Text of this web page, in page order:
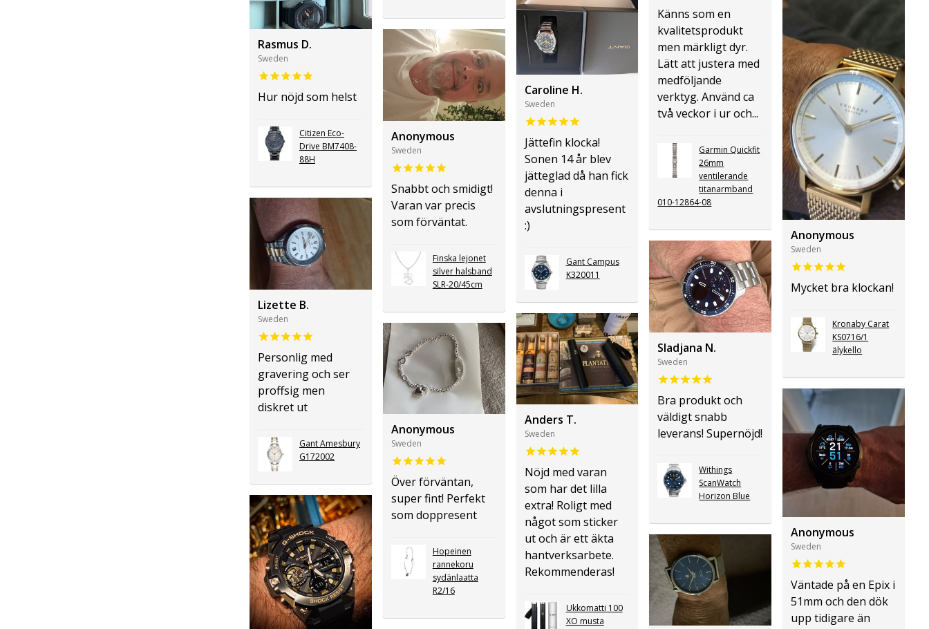
Rasmus D.
Sweden
Hur nöjd som helst
Citizen Eco-
Drive BM7408-
88H
Lizette B.
Sweden
Personlig med
gravering och ser
proffsig men
diskret ut
Gant Amesbury
G172002
Anonymous
Sweden
Snabbt och smidigt!
Varan var precis
som förväntat.
Finska lejonet
silver halsband
SLR-20/45cm
Anonymous
Sweden
Över förväntan,
super fint! Perfekt
som doppresent
Hopeinen
rannekoru
sydänlaatta
R2/16
Caroline H.
Sweden
Jättefin klocka!
Sonen 14 år blev
jätteglad då han fick
denna i
avslutningspresent
:)
Gant Campus
K320011
Anders T.
Sweden
Nöjd med varan
som har det lilla
extra! Roligt med
något som sticker
ut och är ett äkta
hantverksarbete.
Rekommenderas!
Ukkomatti 100
XO musta
Känns som en
kvalitetsprodukt
men märkligt dyr.
Lätt att justera med
medföljande
verktyg. Använd ca
två veckor i ur och...
Garmin Quickfit
26mm
ventilerande
titanarmband
010-12864-08
Sladjana N.
Sweden
Bra produkt och
väldigt snabb
leverans! Supernöjd!
Withings
ScanWatch
Horizon Blue
Anonymous
Sweden
Mycket bra klockan!
Kronaby Carat
KS0716/1
älykello
Anonymous
Sweden
Väntade på en Epix i
51mm och den dök
upp tidigare än